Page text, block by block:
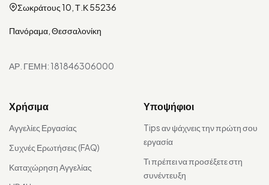
Σωκράτους 10, Τ.Κ 55236
Πανόραμα, Θεσσαλονίκη
ΑΡ. ΓΕΜΗ: 181846306000
Χρήσιμα
Αγγελίες Εργασίας
Συχνές Ερωτήσεις (FAQ)
Καταχώρηση Αγγελίας
Υποψήφιοι
Tips αν ψάχνεις την πρώτη σου
εργασία
Τι πρέπει να προσέξετε στη
συνέντευξη